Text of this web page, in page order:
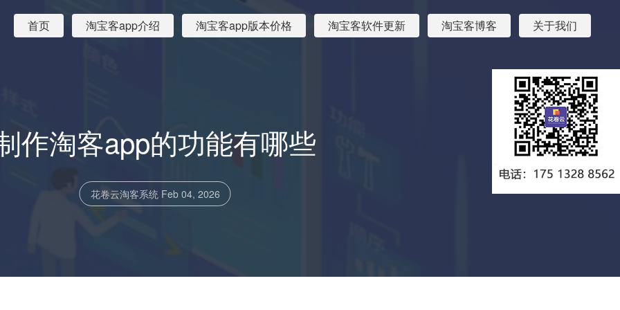
关于我们
淘宝客博客
淘宝客软件更新
淘宝客app版本价格
淘宝客app介绍
首页
作淘客app的功能有哪些
花卷云淘客系统 Feb 04, 2026